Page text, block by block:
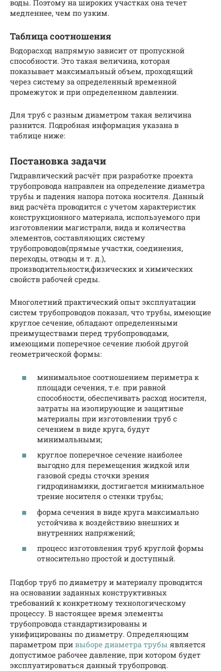
воды. Поэтому на широких участках она течет
медленнее, чем по узким.
Таблица соотношения
Водорасход напрямую зависит от пропускной
способности. Это такая величина, которая
показывает максимальный объем, проходящий
через систему за определенный временной
промежуток и при определенном давлении.
Для труб с разным диаметром такая величина
разнится. Подробная информация указана в
таблице ниже:
Постановка задачи
Гидравлический расчёт при разработке проекта
трубопровода направлен на определение диаметра
трубы и падения напора потока носителя. Данный
вид расчёта проводится с учетом характеристик
конструкционного материала, используемого при
изготовлении магистрали, вида и количества
элементов, составляющих систему
трубопроводов(прямые участки, соединения,
переходы, отводы и т. д.),
производительности,физических и химических
свойств рабочей среды.
Многолетний практический опыт эксплуатации
систем трубопроводов показал, что трубы, имеющие
круглое сечение, обладают определенными
преимуществами перед трубопроводами,
имеющими поперечное сечение любой другой
геометрической формы:
минимальное соотношением периметра к
площади сечения, т.е. при равной
способности, обеспечивать расход носителя,
затраты на изолирующие и защитные
материалы при изготовлении труб с
сечением в виде круга, будут
минимальными;
круглое поперечное сечение наиболее
выгодно для перемещения жидкой или
газовой среды сточки зрения
гидродинамики, достигается минимальное
трение носителя о стенки трубы;
форма сечения в виде круга максимально
устойчива к воздействию внешних и
внутренних напряжений;
процесс изготовления труб круглой формы
относительно простой и доступный.
Подбор труб по диаметру и материалу проводится
на основании заданных конструктивных
требований к конкретному технологическому
процессу. В настоящее время элементы
трубопровода стандартизированы и
унифицированы по диаметру. Определяющим
параметром при выборе диаметра трубы является
допустимое рабочее давление, при котором будет
эксплуатироваться данный трубопровод.